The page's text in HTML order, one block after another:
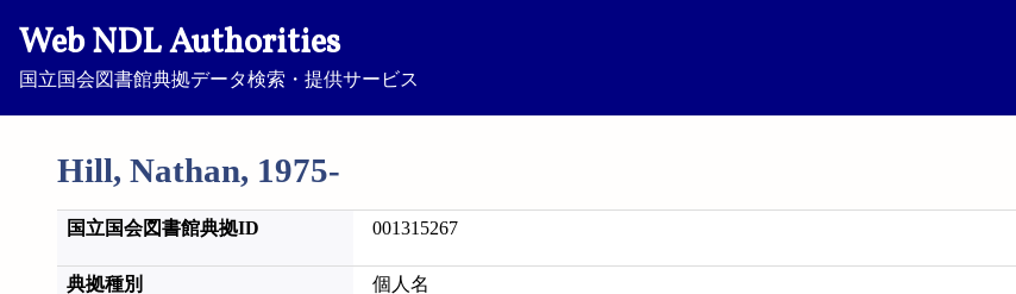
Web NDL Authorities
国立国会図書館典拠データ検索・提供サービス
Hill, Nathan, 1975-
国立国会図書館典拠ID 001315267
典拠種別 個人名